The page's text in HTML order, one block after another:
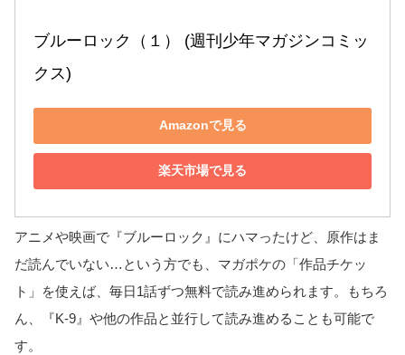
ブルーロック（１） (週刊少年マガジンコミッ
クス)
Amazonで見る
楽天市場で見る
アニメや映画で『ブルーロック』にハマったけど、原作はま
だ読んでいない…という方でも、マガポケの「作品チケッ
ト」を使えば、毎日1話ずつ無料で読み進められます。もちろ
ん、『K-9』や他の作品と並行して読み進めることも可能で
す。